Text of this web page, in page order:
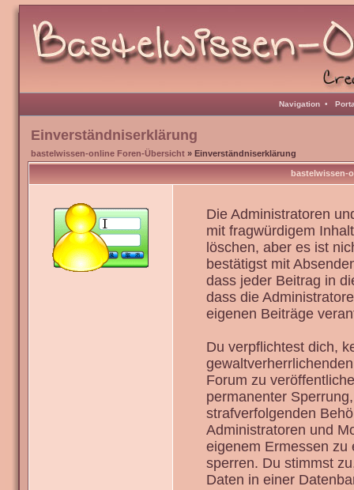
Navigation •
Einverständniserklärung
bastelwissen-online Foren-Übersicht » Einverständniserklärung
bastelwissen-
Die Administratoren
mit fragwürdigem
löschen, aber es ist
bestätigst mit
dass jeder Beitrag in
dass die
eigenen Beiträge
Du verpflichtest dich,
Forum zu
permanenter
strafverfolgenden
Administratoren und
eigenem Ermessen zu
sperren. Du stimmst
Daten in einer